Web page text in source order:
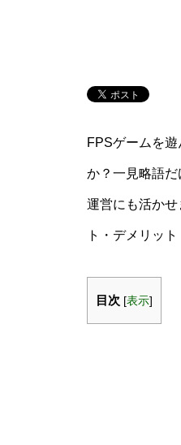
FPSゲームを
か？一見略語
運営にも活か
ト・デメリッ
目次 [表示]